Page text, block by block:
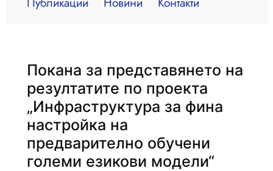
Покана за представянето на
резултатите по проекта
„Инфраструктура за фина
настройка на
предварително обучени
големи езикови модели“